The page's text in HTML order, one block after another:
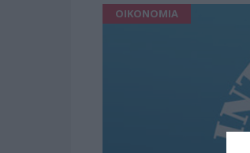
ΟΙΚΟΝΟΜΙΑ